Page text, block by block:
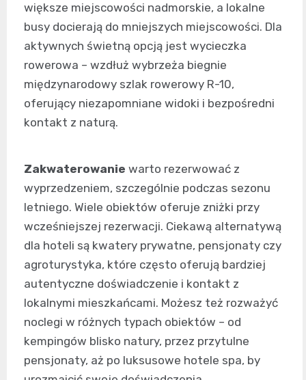
większe miejscowości nadmorskie, a lokalne
busy docierają do mniejszych miejscowości. Dla
aktywnych świetną opcją jest wycieczka
rowerowa – wzdłuż wybrzeża biegnie
międzynarodowy szlak rowerowy R-10,
oferujący niezapomniane widoki i bezpośredni
kontakt z naturą.
Zakwaterowanie warto rezerwować z
wyprzedzeniem, szczególnie podczas sezonu
letniego. Wiele obiektów oferuje zniżki przy
wcześniejszej rezerwacji. Ciekawą alternatywą
dla hoteli są kwatery prywatne, pensjonaty czy
agroturystyka, które często oferują bardziej
autentyczne doświadczenie i kontakt z
lokalnymi mieszkańcami. Możesz też rozważyć
noclegi w różnych typach obiektów – od
kempingów blisko natury, przez przytulne
pensjonaty, aż po luksusowe hotele spa, by